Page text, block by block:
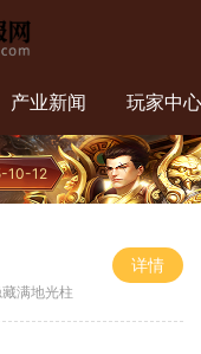
产业新闻 玩家中心
10-12
满地光柱
详情